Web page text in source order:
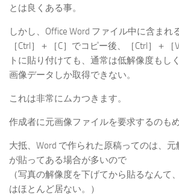
とは良くある事。
しかし、Office Word ファイル中に含まれ
［Ctrl］＋［C］でコピー後、［Ctrl］＋
トに貼り付けても、通常は低解像度もし
画像データしか取得できない。
これは非常にムカつきます。
作成者に元画像ファイルを要求するのも
大抵、Word で作られた原稿ってのは、
が貼ってある場合が多いので
（写真の解像度を下げてから貼るなんて
はほとんど居ない。）